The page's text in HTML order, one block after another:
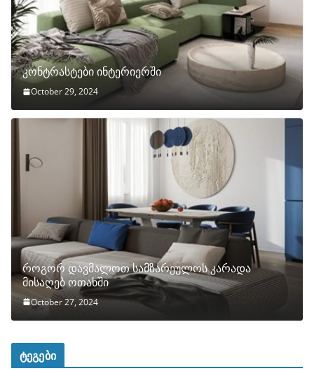
კონტრასტები ინტერიერში
October 29, 2024
როგორ დავმალოთ სამზარეულოს კარადა
მისაღებ ოთახში
October 27, 2024
ტეგები